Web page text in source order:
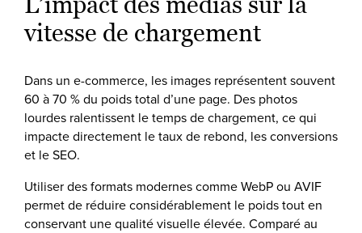
vitesse de chargement
Dans un e-commerce, les images représentent souvent
60 à 70 % du poids total d’une page. Des photos
lourdes ralentissent le temps de chargement, ce qui
impacte directement le taux de rebond, les conversions
et le SEO.
Utiliser des formats modernes comme WebP ou AVIF
permet de réduire considérablement le poids tout en
conservant une qualité visuelle élevée. Comparé au